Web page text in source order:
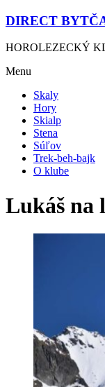
DIRECT
HOROLEZECKÝ
Menu
Skaly
Hory
Skialp
Stena
Súľov
Trek-beh-bajk
O klube
Lukáš na